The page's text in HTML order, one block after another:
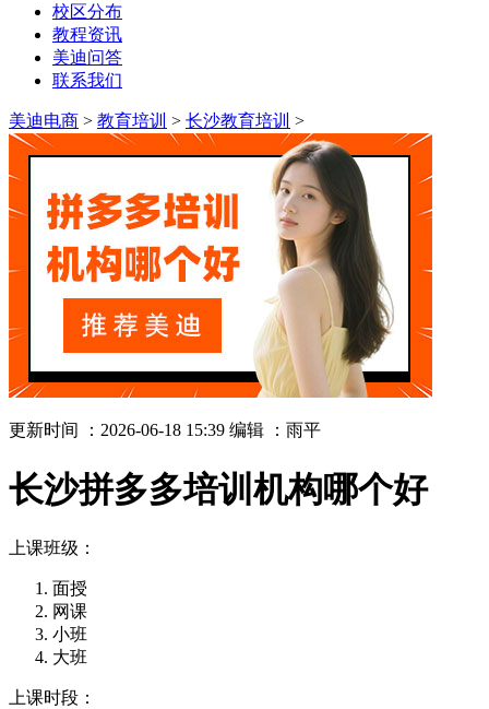
校区分布
教程资讯
美迪问答
联系我们
美迪电商 > 教育培训 > 长沙教育培训 >
更新时间 ：2026-06-18 15:39 编辑 ：雨平
长沙拼多多培训机构哪个好
上课班级：
面授
网课
小班
大班
上课时段：